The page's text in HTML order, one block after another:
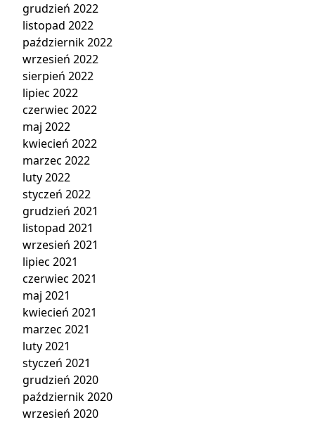
grudzień 2022
listopad 2022
październik 2022
wrzesień 2022
sierpień 2022
lipiec 2022
czerwiec 2022
maj 2022
kwiecień 2022
marzec 2022
luty 2022
styczeń 2022
grudzień 2021
listopad 2021
wrzesień 2021
lipiec 2021
czerwiec 2021
maj 2021
kwiecień 2021
marzec 2021
luty 2021
styczeń 2021
grudzień 2020
październik 2020
wrzesień 2020